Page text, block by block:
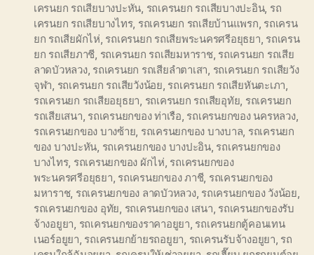
เครนยก รถเสียบางปะหัน รถเครนยก รถเสียบางปะอิน, รถ
เครนยก รถเสียบางไทร, รถเครนยก รถเสียบ้านแพรก รถเครน
ยก รถเสียผักไห่ รถเครนยก รถเสียพระนครศรีอยุธยา รถเครน
ยก รถเสียภาชี รถเครนยก รถเสียมหาราช, รถเครนยก รถเสีย
ลาดบัวหลวง, รถเครนยก รถเสียลำตาเสา รถเครนยก รถเสียวัง
จุฬา รถเครนยก รถเสียวังน้อย รถเครนยก รถเสียหันตะเภา
รถเครนยก รถเสียอยุธยา รถเครนยก รถเสียอุทัย รถเครนยก
รถเสียเสนา รถเครนยกของ ท่าเรือ รถเครนยกของ นครหลวง,
รถเครนยกของ บางซ้าย รถเครนยกของ บางบาล รถเครนยก
ของ บางปะหัน รถเครนยกของ บางปะอิน, รถเครนยกของ
บางไทร, รถเครนยกของ ผักไห่ รถเครนยกของ
พระนครศรีอยุธยา รถเครนยกของ ภาชี, รถเครนยกของ
มหาราช, รถเครนยกของ ลาดบัวหลวง, รถเครนยกของ วังน้อย
รถเครนยกของ อุทัย รถเครนยกของ เสนา รถเครนยกของรับ
จ้างอยูยา รถเครนยกของราคาอยูยา รถเครนยกตู้คอนเทน
เนอร์อยูยา รถเครนยกย้ายรถอยูยา รถเครนรับจ้างอยูยา รถ